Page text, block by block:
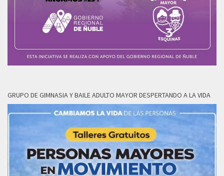
GRUPO DE GIMNASIA Y BAILE ADULTO MAYOR DESPERTANDO A LA VIDA